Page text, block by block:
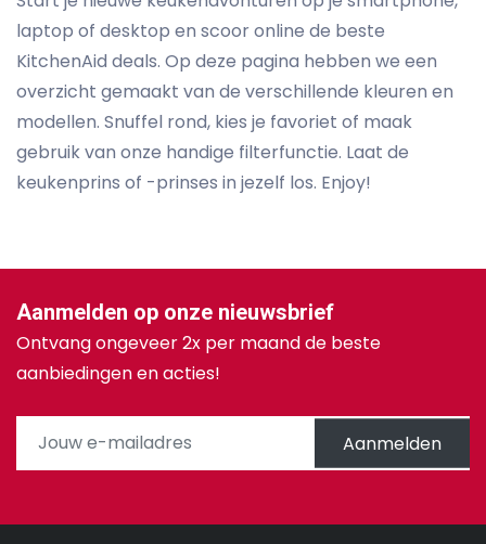
laptop of desktop en scoor online de beste
KitchenAid deals. Op deze pagina hebben we een
overzicht gemaakt van de verschillende kleuren en
modellen. Snuffel rond, kies je favoriet of maak
gebruik van onze handige filterfunctie. Laat de
keukenprins of -prinses in jezelf los. Enjoy!
Aanmelden op onze nieuwsbrief
Ontvang ongeveer 2x per maand de beste
aanbiedingen en acties!
Aanmelden